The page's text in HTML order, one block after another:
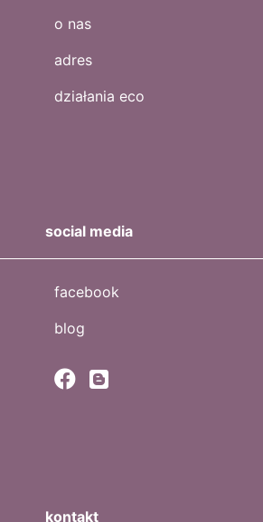
o nas
adres
działania eco
social media
facebook
blog
kontakt